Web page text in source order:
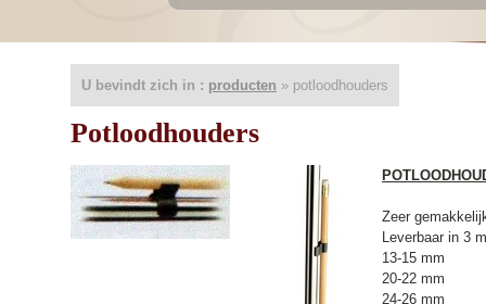
U bevindt zich in : producten » potloodhouders
Potloodhouders
Zeer
Leverbaar in 3
13-15
20-22
24-26